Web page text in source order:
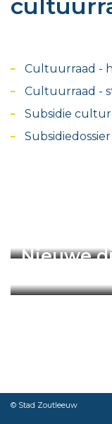
Cultuurraad -
Cultuurraad -
Subsidie
Subsidiedossier
Nieuwe
© Stad Zoutleeuw